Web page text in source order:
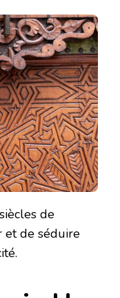
de
et de séduire